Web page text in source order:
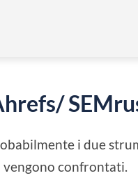
i due
vengono confrontati.